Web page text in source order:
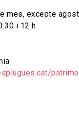
mes, excepte
i 12 h